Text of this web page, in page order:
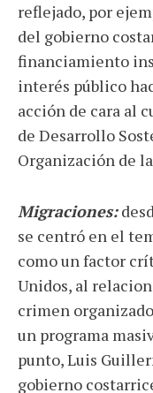
reflejado, por
del gobierno
financiamiento
interés público
acción de cara al
de Desarrollo
Organización de
Migraciones:
se centró en el
como un factor
Unidos, al
crimen
un programa
punto, Luis
gobierno